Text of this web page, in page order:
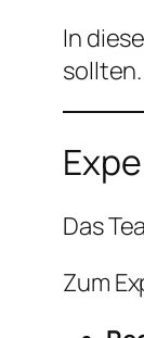
In
sollten.
Das
Zum